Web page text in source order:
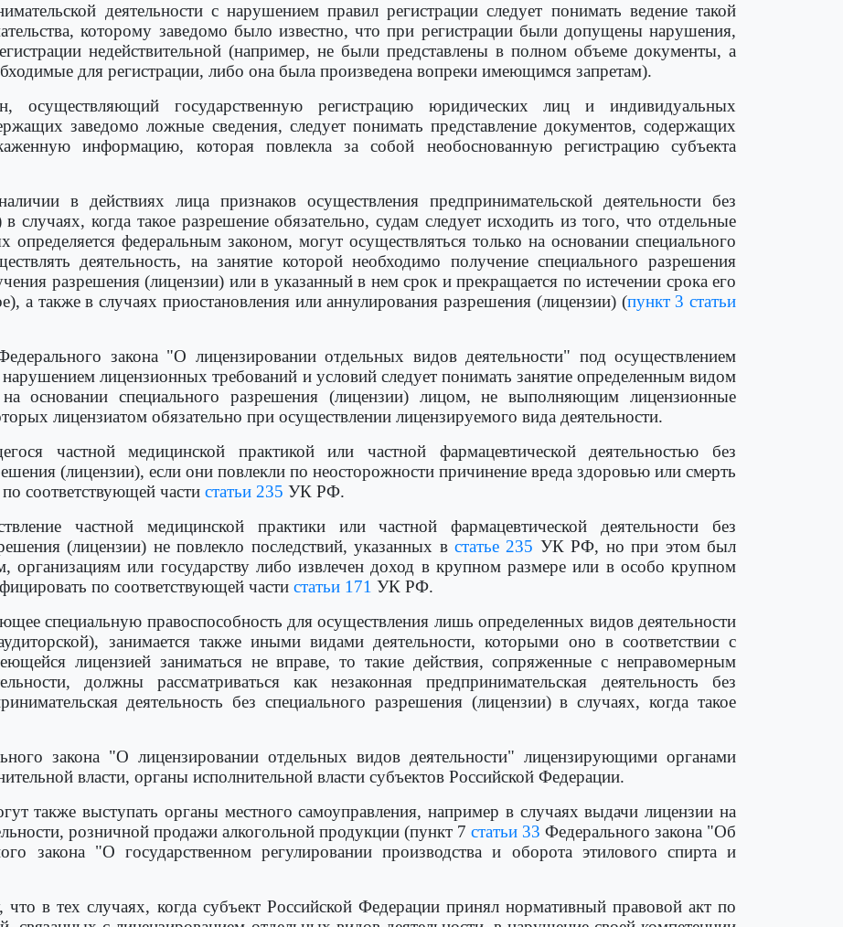
деятельности с нарушением правил регистрации следует понимать ведение такой
которому заведомо было известно, что при регистрации были допущены нарушения,
недействительной (например, не были представлены в полном объеме документы, а
для регистрации, либо она была произведена вопреки имеющимся запретам).
осуществляющий государственную регистрацию юридических лиц и индивидуальных
заведомо ложные сведения, следует понимать представление документов, содержащих
информацию, которая повлекла за собой необоснованную регистрацию субъекта
в действиях лица признаков осуществления предпринимательской деятельности без
случаях, когда такое разрешение обязательно, судам следует исходить из того, что отдельные
определяется федеральным законом, могут осуществляться только на основании специального
деятельность, на занятие которой необходимо получение специального разрешения
разрешения (лицензии) или в указанный в нем срок и прекращается по истечении срока его
а также в случаях приостановления или аннулирования разрешения (лицензии) (пункт 3 статьи
закона "О лицензировании отдельных видов деятельности" под осуществлением
нарушением лицензионных требований и условий следует понимать занятие определенным видом
на основании специального разрешения (лицензии) лицом, не выполняющим лицензионные
лицензиатом обязательно при осуществлении лицензируемого вида деятельности.
частной медицинской практикой или частной фармацевтической деятельностью без
(лицензии), если они повлекли по неосторожности причинение вреда здоровью или смерть
соответствующей части статьи 235 УК РФ.
частной медицинской практики или частной фармацевтической деятельности без
(лицензии) не повлекло последствий, указанных в статье 235 УК РФ, но при этом был
или государству либо извлечен доход в крупном размере или в особо крупном
по соответствующей части статьи 171 УК РФ.
специальную правоспособность для осуществления лишь определенных видов деятельности
занимается также иными видами деятельности, которыми оно в соответствии с
лицензией заниматься не вправе, то такие действия, сопряженные с неправомерным
должны рассматриваться как незаконная предпринимательская деятельность без
деятельность без специального разрешения (лицензии) в случаях, когда такое
закона "О лицензировании отдельных видов деятельности" лицензирующими органами
власти, органы исполнительной власти субъектов Российской Федерации.
также выступать органы местного самоуправления, например в случаях выдачи лицензии на
розничной продажи алкогольной продукции (пункт 7 статьи 33 Федерального закона "Об
закона "О государственном регулировании производства и оборота этилового спирта и
в тех случаях, когда субъект Российской Федерации принял нормативный правовой акт по